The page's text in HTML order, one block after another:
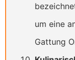
um eine
Gattung